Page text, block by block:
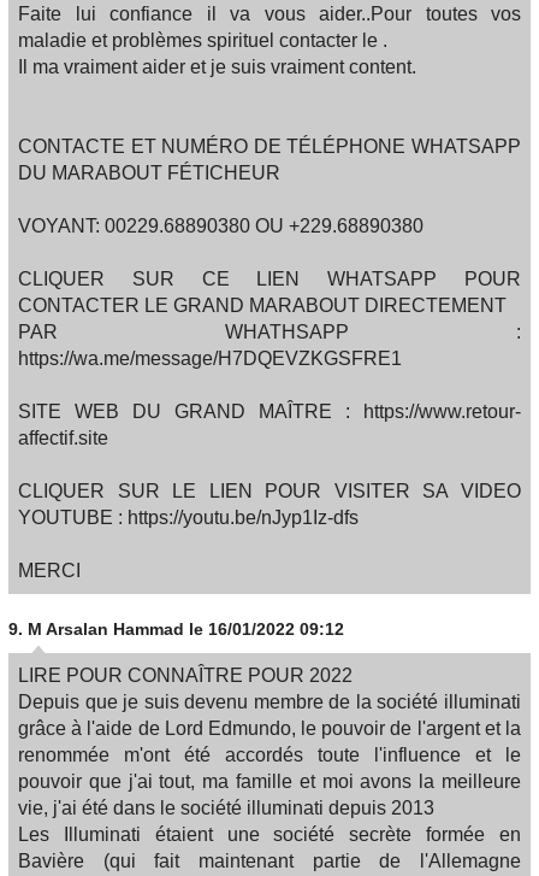
Faite lui confiance il va vous aider..Pour toutes vos
maladie et problèmes spirituel contacter le .
Il ma vraiment aider et je suis vraiment content.
CONTACTE ET NUMÉRO DE TÉLÉPHONE WHATSAPP
DU MARABOUT FÉTICHEUR
VOYANT: 00229.68890380 OU +229.68890380
CLIQUER SUR CE LIEN WHATSAPP POUR
CONTACTER LE GRAND MARABOUT DIRECTEMENT
PAR WHATHSAPP :
https://wa.me/message/H7DQEVZKGSFRE1
SITE WEB DU GRAND MAÎTRE : https://www.retour-
affectif.site
CLIQUER SUR LE LIEN POUR VISITER SA VIDEO
YOUTUBE : https://youtu.be/nJyp1Iz-dfs
MERCI
9. M Arsalan Hammad le 16/01/2022 09:12
LIRE POUR CONNAÎTRE POUR 2022
Depuis que je suis devenu membre de la société illuminati
grâce à l'aide de Lord Edmundo, le pouvoir de l'argent et la
renommée m'ont été accordés toute l'influence et le
pouvoir que j'ai tout, ma famille et moi avons la meilleure
vie, j'ai été dans le société illuminati depuis 2013
Les Illuminati étaient une société secrète formée en
Bavière (qui fait maintenant partie de l'Allemagne